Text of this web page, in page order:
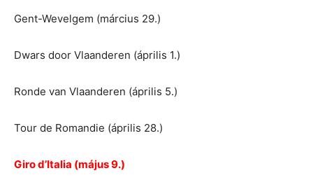
Gent-Wevelgem (március 29.)
Dwars door Vlaanderen (április 1.)
Ronde van Vlaanderen (április 5.)
Tour de Romandie (április 28.)
Giro d’Italia (május 9.)